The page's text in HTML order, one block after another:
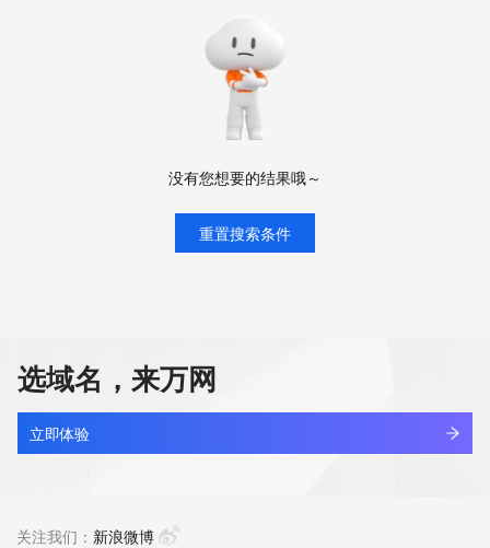
没有您想要的结果哦～
重置搜索条件
选域名，来万网
立即体验
关注我们： 新浪微博